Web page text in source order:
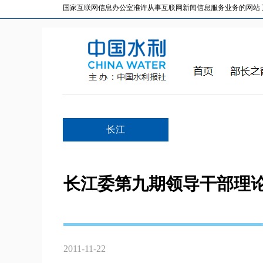
国家互联网信息办公室准许从事互联网新闻信息服务业务的网站
长江
长江委第九期领导干部理
2011-11-22